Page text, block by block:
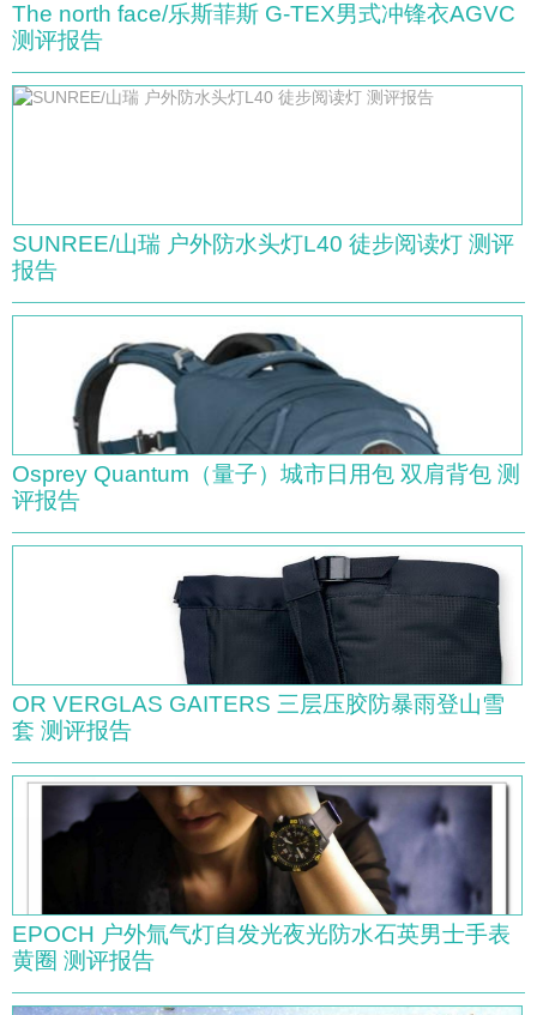
The north face/乐斯菲斯 G-TEX男式冲锋衣AGVC
测评报告
SUNREE/山瑞 户外防水头灯L40 徒步阅读灯 测评
报告
Osprey Quantum（量子）城市日用包 双肩背包 测
评报告
OR VERGLAS GAITERS 三层压胶防暴雨登山雪
套 测评报告
EPOCH 户外氚气灯自发光夜光防水石英男士手表
黄圈 测评报告